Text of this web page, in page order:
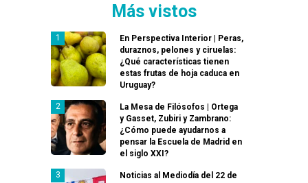
Más vistos
En Perspectiva Interior | Peras,
duraznos, pelones y ciruelas:
¿Qué características tienen
estas frutas de hoja caduca en
Uruguay?
La Mesa de Filósofos | Ortega
y Gasset, Zubiri y Zambrano:
¿Cómo puede ayudarnos a
pensar la Escuela de Madrid en
el siglo XXI?
Noticias al Mediodía del 22 de